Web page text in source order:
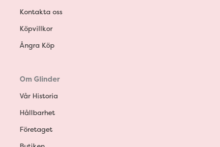
Kontakta oss
Köpvillkor
Ångra Köp
Om Glinder
Vår Historia
Hållbarhet
Företaget